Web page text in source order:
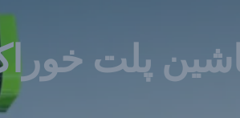
پلت